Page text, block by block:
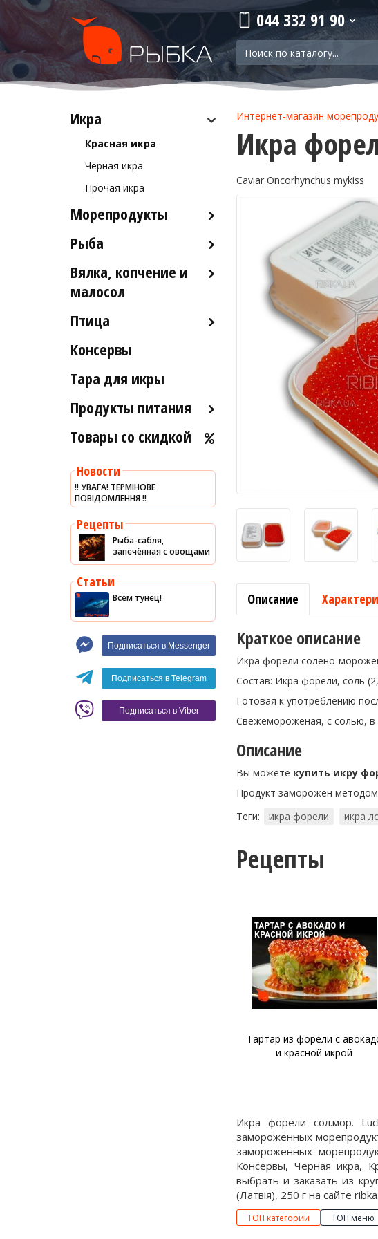
044 332 91 90
Икра
Красная икра
Черная икра
Прочая икра
Морепродукты
Кальмары
Крабы
Лобстеры / Омары
Мидии
Мясо гребешка
Рапаны
Устрицы
Другое
Рыба
Рыба деликатесных сортов
Рыба столовых сортов
Вялка, копчение и
малосол
Икра вяленая
Рыба слабосоленая
Рыба холодного и
Птица
Индейка
Консервы
Тара для икры
Продукты питания
Оливковое масло
Уксус
Сыры
Соусы
Сладости
Рис
Оливки
Мясные изделия
Вино
Белое вино
Красное вино
Кофе
Blaser
Товары со скидкой
Новости
‼️ УВАГА! ТЕРМІНОВЕ
ПОВІДОМЛЕННЯ ‼️
Рецепты
Рыба-сабля,
запечённая с овощами
Статьи
Всем тунец!
Подписаться в Messenger
Подписаться в Telegram
Подписаться в Viber
Интернет-магазин
Икра
Caviar Oncorhynchus mykiss
Описание
Краткое описание
Икра форели солено-
Состав: Икра форели, соль
Готовая к употреблению
Свежемороженая, с солью, в
Описание
Вы можете купить икру
Продукт заморожен методом
Теги:
икра форели икра
Рецепты
Тартар из форели с
и красной икрой
Икра форели сол.мор.
замороженных
замороженных
Консервы, Черная икра,
выбрать и заказать из
(Латвія), 250 г на сайте
ТОП категории ТОП меню